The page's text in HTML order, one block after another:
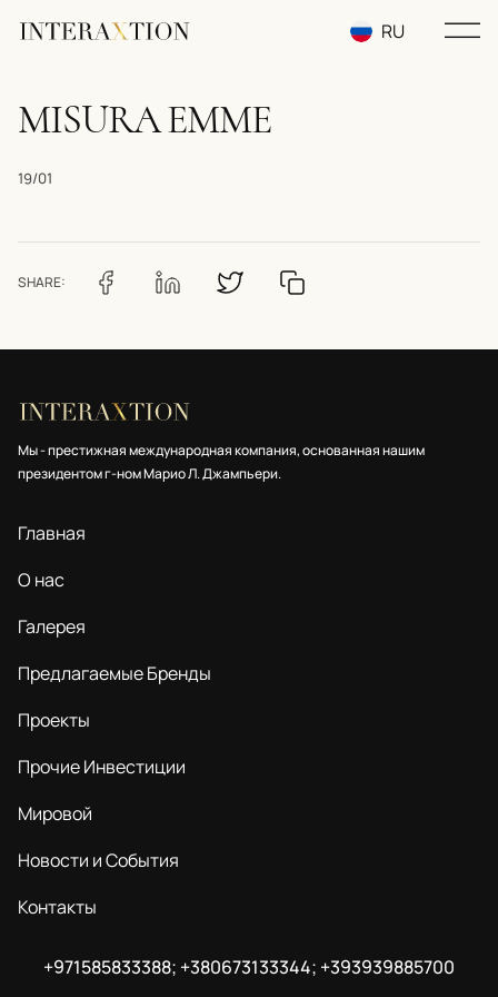
RU
MISURA EMME
19/01
SHARE:
Мы - престижная международная компания, основанная нашим
президентом г-ном Марио Л. Джампьери.
Главная
О нас
Галерея
Предлагаемые Бренды
Проекты
Прочие Инвестиции
Мировой
Новости и События
Контакты
+971585833388; +380673133344; +393939885700